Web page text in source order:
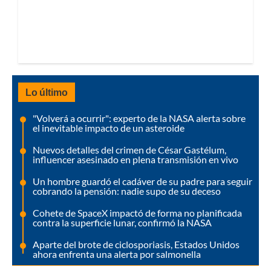
Lo último
"Volverá a ocurrir": experto de la NASA alerta sobre
el inevitable impacto de un asteroide
Nuevos detalles del crimen de César Gastélum,
influencer asesinado en plena transmisión en vivo
Un hombre guardó el cadáver de su padre para seguir
cobrando la pensión: nadie supo de su deceso
Cohete de SpaceX impactó de forma no planificada
contra la superficie lunar, confirmó la NASA
Aparte del brote de ciclosporiasis, Estados Unidos
ahora enfrenta una alerta por salmonella